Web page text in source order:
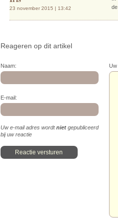
23 november 2015 | 13:42
Reageren op dit artikel
Naam:
E-mail:
Uw e-mail adres wordtnietgepubliceerd
bij uw reactie
Uw